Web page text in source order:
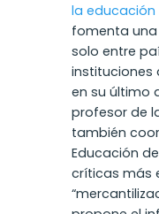
la educación
fomenta
solo entre
instituciones
en su último
profesor de
también
Educación
críticas más